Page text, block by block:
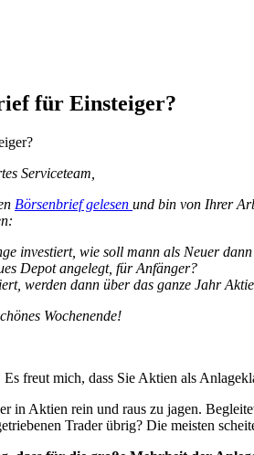
für Einsteiger?
Serviceteam,
Börsenbrief gelesen und bin von Ihrer
investiert, wie soll mann als Neuer
Depot angelegt, für Anfänger?
werden dann über das ganze Jahr
Wochenende!
freut mich, dass Sie Aktien als
in Aktien rein und raus zu jagen.
Trader übrig? Die meisten